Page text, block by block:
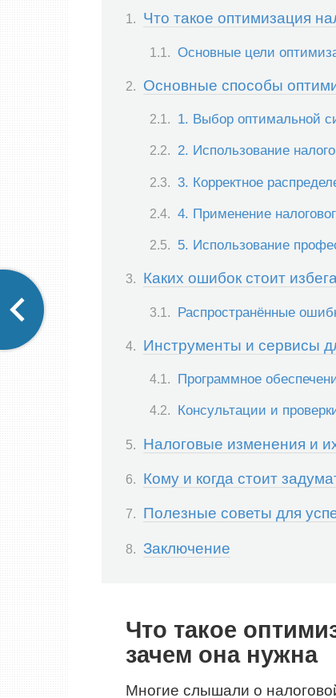
Что такое оптимизация
Основные цели
Основные способы
1. Выбор оптимальной
2. Использование
3. Корректное
4. Применение
5. Использование
Каких ошибок стоит
Распространённые
Инструменты и сервисы
Программное
Консультации и
Налоговые изменения и
Кому и когда стоит
Полезные советы для
Заключение
Что такое
зачем она нужна
Многие слышали о